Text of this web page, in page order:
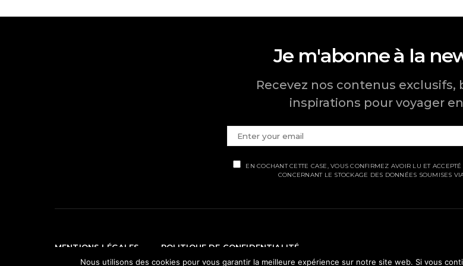
Je m'abonne à la
Recevez nos contenus exclusifs,
inspirations pour voyager
EN COCHANT CETTE CASE, VOUS CONFIRMEZ AVOIR LU ET
CONCERNANT LE STOCKAGE DES DONNÉES SOUMISES
MENTIONS LÉGALES POLITIQUE DE CONFIDENTIALITÉ
Nous utilisons des cookies pour vous garantir la meilleure expérience sur notre site web. Si vous